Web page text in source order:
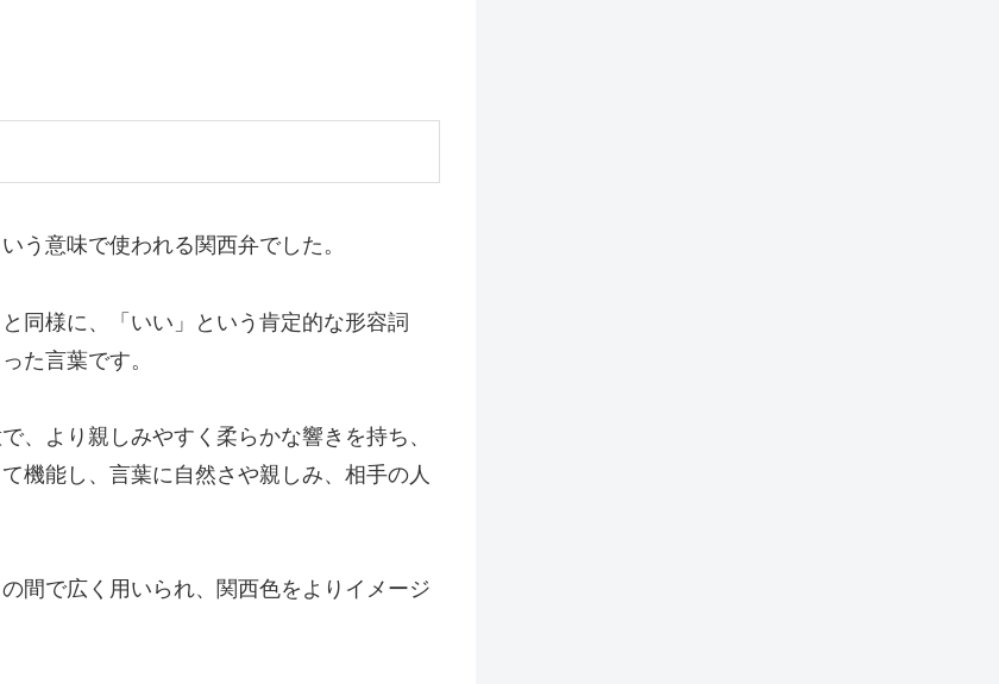
う意味で使われる関西弁でした。
同様に、「いい」という肯定的な形容詞
た言葉です。
、より親しみやすく柔らかな響きを持ち、
機能し、言葉に自然さや親しみ、相手の人
間で広く用いられ、関西色をよりイメージ